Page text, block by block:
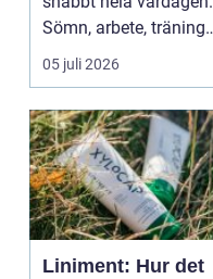
Sömn, arbete, träning
och humör ...
05 juli 2026
Liniment: Hur det